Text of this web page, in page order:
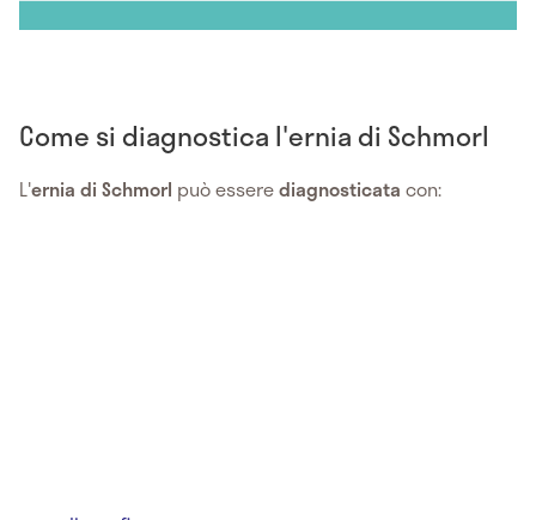
Come si diagnostica l'ernia di Schmorl
L'ernia di Schmorl può esserediagnosticata con: